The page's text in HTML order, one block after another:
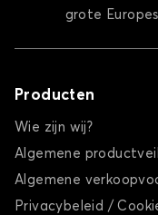
grote
Producten
Wie zijn wij?
Algemene
Algemene
Privacybeleid /